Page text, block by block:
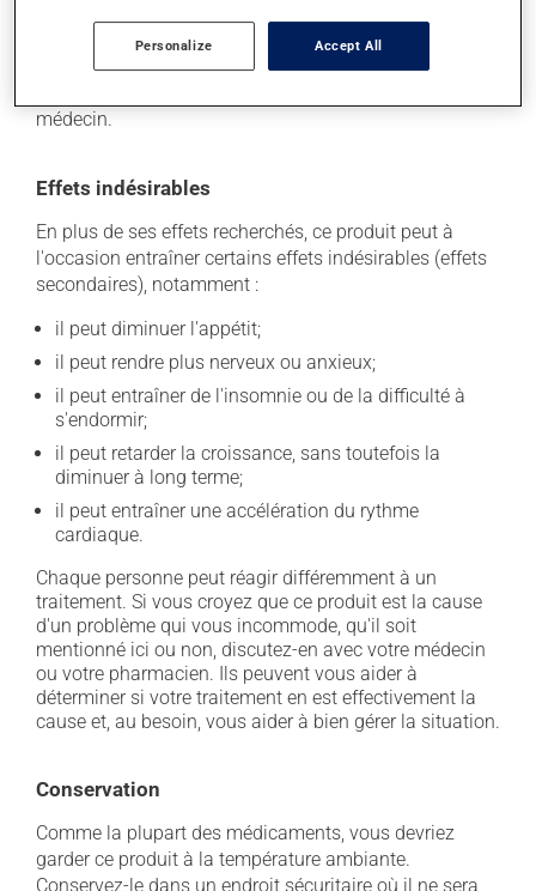
recommandé d'en consommer avec modération. Afin
de savoir quelle quantité d'alcool vous est permise,
médecin.
Effets indésirables
En plus de ses effets recherchés, ce produit peut à
l'occasion entraîner certains effets indésirables (effets
secondaires), notamment :
il peut diminuer l'appétit;
il peut rendre plus nerveux ou anxieux;
il peut entraîner de l'insomnie ou de la difficulté à
s'endormir;
il peut retarder la croissance, sans toutefois la
diminuer à long terme;
il peut entraîner une accélération du rythme
cardiaque.
Chaque personne peut réagir différemment à un
traitement. Si vous croyez que ce produit est la cause
d'un problème qui vous incommode, qu'il soit
mentionné ici ou non, discutez-en avec votre médecin
ou votre pharmacien. Ils peuvent vous aider à
déterminer si votre traitement en est effectivement la
cause et, au besoin, vous aider à bien gérer la situation.
Conservation
Comme la plupart des médicaments, vous devriez
garder ce produit à la température ambiante.
Conservez-le dans un endroit sécuritaire où il ne sera
Personalize Accept All